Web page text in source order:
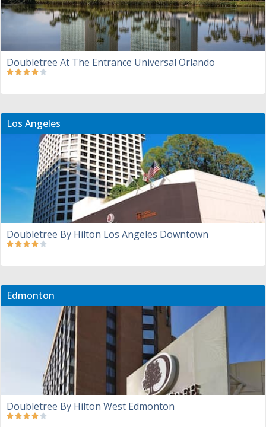
Doubletree At The Entrance Universal Orlando
Los Angeles
Doubletree By Hilton Los Angeles Downtown
Edmonton
Doubletree By Hilton West Edmonton